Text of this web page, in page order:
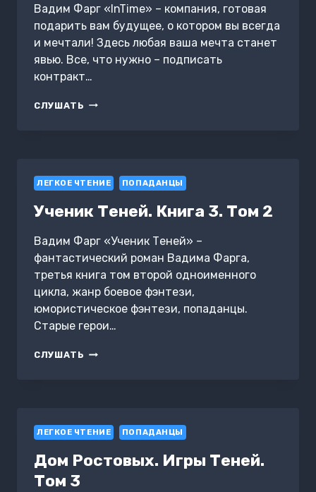
Вадим Фарг «InTime» – компания, готовая
подарить вам будущее, о котором вы всегда
и мечтали! Здесь любая ваша мечта станет
явью. Все, что нужно – подписать
контракт…
СЛУШАТЬ «INTIME».
ЛЕГКОЕ ЧТЕНИЕ ПОПАДАНЦЫ
Ученик Теней. Книга 3. Том 2
Вадим Фарг «Ученик Теней» –
фантастический роман Вадима Фарга,
третья книга том второй одноименного
цикла, жанр боевое фэнтези,
юмористическое фэнтези, попаданцы.
Старые герои…
СЛУШАТЬ УЧЕНИК
ЛЕГКОЕ ЧТЕНИЕ ПОПАДАНЦЫ
Дом Ростовых. Игры Теней.
Том 3